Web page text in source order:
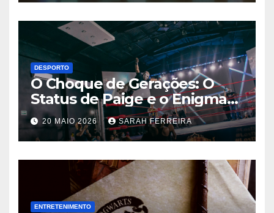
DESPORTO
O Choque de Gerações: O
Status de Paige e o Enigma
Chris Jericho na WWE
20 MAIO 2026 SARAH FERREIRA
ENTRETENIMENTO